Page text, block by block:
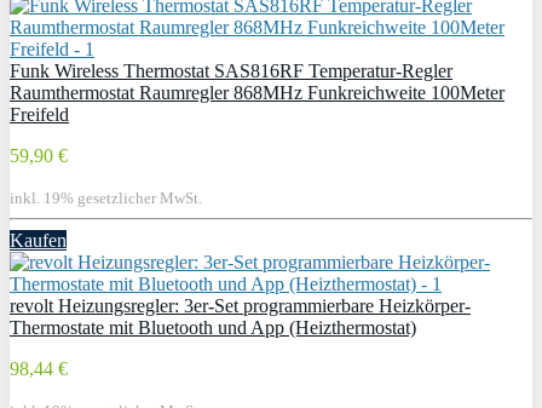
Funk Wireless Thermostat SAS816RF Temperatur-Regler
Raumthermostat Raumregler 868MHz Funkreichweite 100Meter
Freifeld
59,90 €
inkl. 19% gesetzlicher MwSt.
Kaufen
revolt Heizungsregler: 3er-Set programmierbare Heizkörper-
Thermostate mit Bluetooth und App (Heizthermostat)
98,44 €